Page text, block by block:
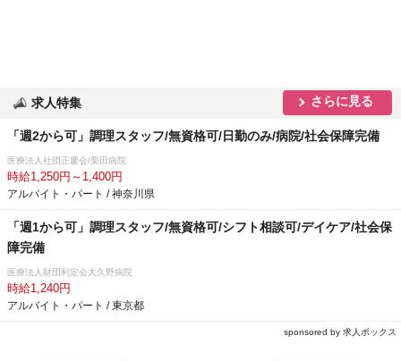
求人特集 さらに見る
「週2から可」調理スタッフ/無資格可/日勤のみ/病院/社会保障完備
医療法人社団正慶会/栗田病院
時給1,250円～1,400円
アルバイト・パート / 神奈川県
「週1から可」調理スタッフ/無資格可/シフト相談可/デイケア/社会保
障完備
医療法人財団利定会大久野病院
時給1,240円
アルバイト・パート / 東京都
sponsored by 求人ボックス